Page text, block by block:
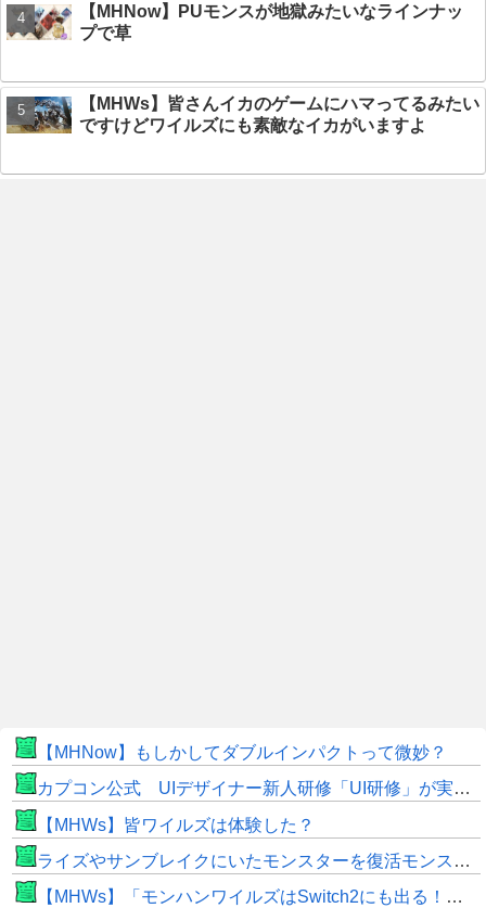
【MHNow】PUモンスが地獄みたいなラインナッ
プで草
【MHWs】皆さんイカのゲームにハマってるみたい
ですけどワイルズにも素敵なイカがいますよ
【MHNow】もしかしてダブルインパクトって微妙？
カプコン公式 UIデザイナー新人研修「UI研修」が実装まで進みました！
【MHWs】皆ワイルズは体験した？
ライズやサンブレイクにいたモンスターを復活モンスターと呼ぶのはやめよう
【MHWs】「モンハンワイルズはSwitch2にも出る！」👈こいつにかけたい言葉ｗｗｗｗｗｗｗｗｗ